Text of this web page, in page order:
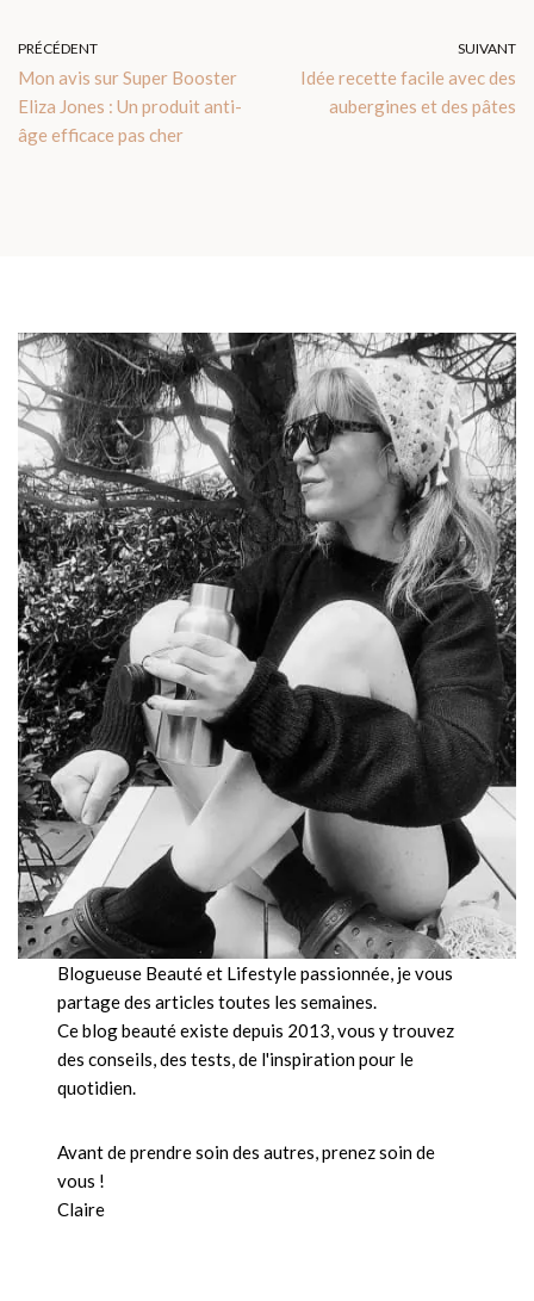
PRÉCÉDENT
Mon avis sur Super Booster
Eliza Jones : Un produit anti-
âge efficace pas cher
SUIVANT
Idée recette facile avec des
aubergines et des pâtes
Blogueuse Beauté et Lifestyle passionnée, je vous
partage des articles toutes les semaines.
Ce blog beauté existe depuis 2013, vous y trouvez
des conseils, des tests, de l'inspiration pour le
quotidien.
Avant de prendre soin des autres, prenez soin de
vous !
Claire